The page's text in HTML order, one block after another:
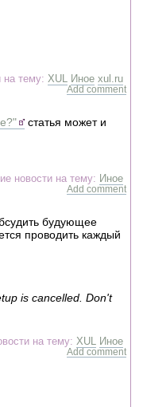
на тему: XUL Иное xul.ru
Add comment
статья может и
новости на тему: Иное
Add comment
будующее
проводить каждый
is cancelled. Don't
на тему: XUL Иное
Add comment